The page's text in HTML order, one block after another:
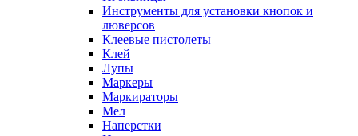
Инструменты для установки кнопок и
люверсов
Клеевые пистолеты
Клей
Лупы
Маркеры
Маркираторы
Мел
Наперстки